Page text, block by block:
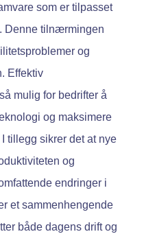
som er tilpasset
Denne tilnærmingen
og
Effektiv
mulig for bedrifter å
og maksimere
tillegg sikrer det at nye
og
endringer i
et sammenhengende
både dagens drift og